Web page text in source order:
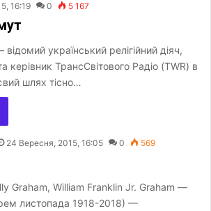
16:19 0 5 167
український релігійний діяч,
керівник ТрансСвітового Радіо (TWR) в
шлях тісно…
24 Вересня, 2015, 16:05 0 569
Graham, William Franklin Jr. Graham —
листопада 1918-2018) —